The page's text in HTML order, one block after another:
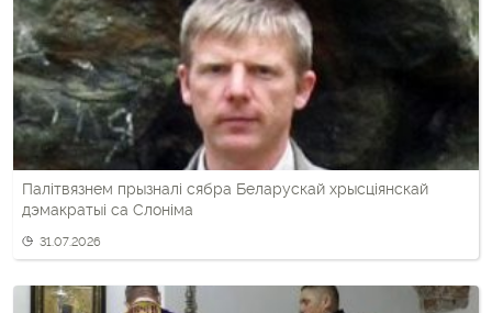
Палітвязнем прызналі сябра Беларускай хрысціянскай
дэмакратыі са Слоніма
31.07.2026